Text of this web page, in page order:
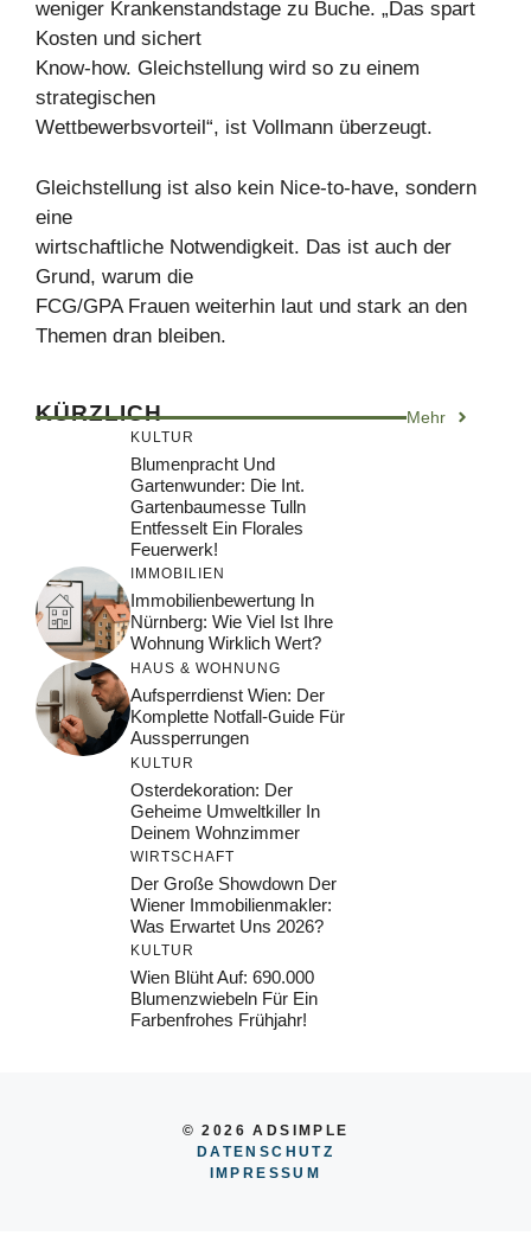
weniger Krankenstandstage zu Buche. „Das spart
Kosten und sichert
Know-how. Gleichstellung wird so zu einem
strategischen
Wettbewerbsvorteil“, ist Vollmann überzeugt.
Gleichstellung ist also kein Nice-to-have, sondern
eine
wirtschaftliche Notwendigkeit. Das ist auch der
Grund, warum die
FCG/GPA Frauen weiterhin laut und stark an den
Themen dran bleiben.
KÜRZLICH Mehr
KULTUR
Blumenpracht Und
Gartenwunder: Die Int.
Gartenbaumesse Tulln
Entfesselt Ein Florales
Feuerwerk!
IMMOBILIEN
Immobilienbewertung In
Nürnberg: Wie Viel Ist Ihre
Wohnung Wirklich Wert?
HAUS & WOHNUNG
Aufsperrdienst Wien: Der
Komplette Notfall-Guide Für
Aussperrungen
KULTUR
Osterdekoration: Der
Geheime Umweltkiller In
Deinem Wohnzimmer
WIRTSCHAFT
Der Große Showdown Der
Wiener Immobilienmakler:
Was Erwartet Uns 2026?
KULTUR
Wien Blüht Auf: 690.000
Blumenzwiebeln Für Ein
Farbenfrohes Frühjahr!
© 2026 ADSIMPLE
DATENSCHUTZ
IMPRESSUM